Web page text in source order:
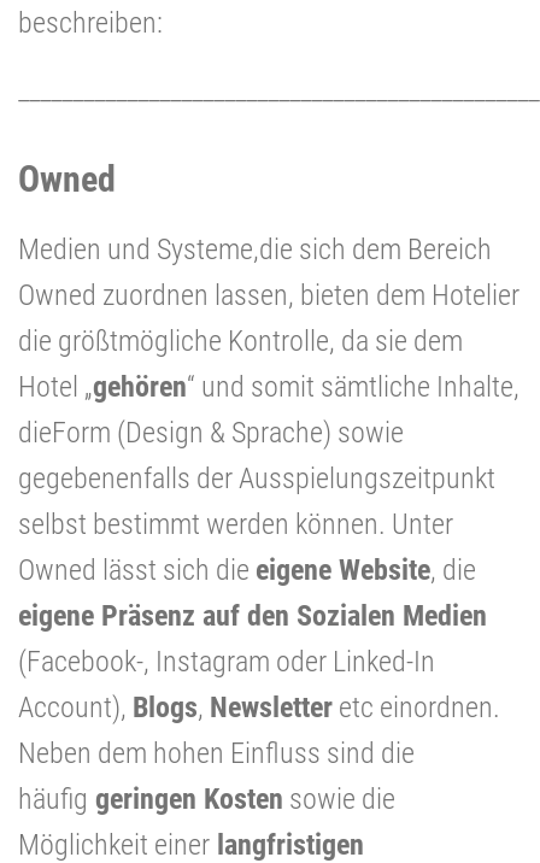
beschreiben:
Owned
Medien und Systeme,die sich dem Bereich
Owned zuordnen lassen, bieten dem Hotelier
die größtmögliche Kontrolle, da sie dem
Hotel „gehören“ und somit sämtliche Inhalte,
dieForm (Design & Sprache) sowie
gegebenenfalls der Ausspielungszeitpunkt
selbst bestimmt werden können. Unter
Owned lässt sich die eigene Website, die
eigene Präsenz auf den Sozialen Medien
(Facebook-, Instagram oder Linked-In
Account), Blogs, Newsletter etc einordnen.
Neben dem hohen Einfluss sind die
häufig geringen Kosten sowie die
Möglichkeit einer langfristigen